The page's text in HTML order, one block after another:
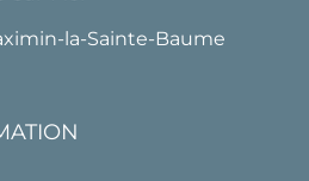
la-Sainte-Baume